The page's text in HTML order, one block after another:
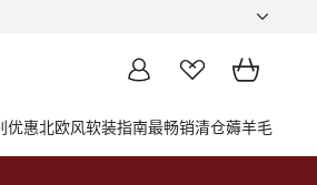
优惠北欧风软装指南最畅销清仓薅羊毛